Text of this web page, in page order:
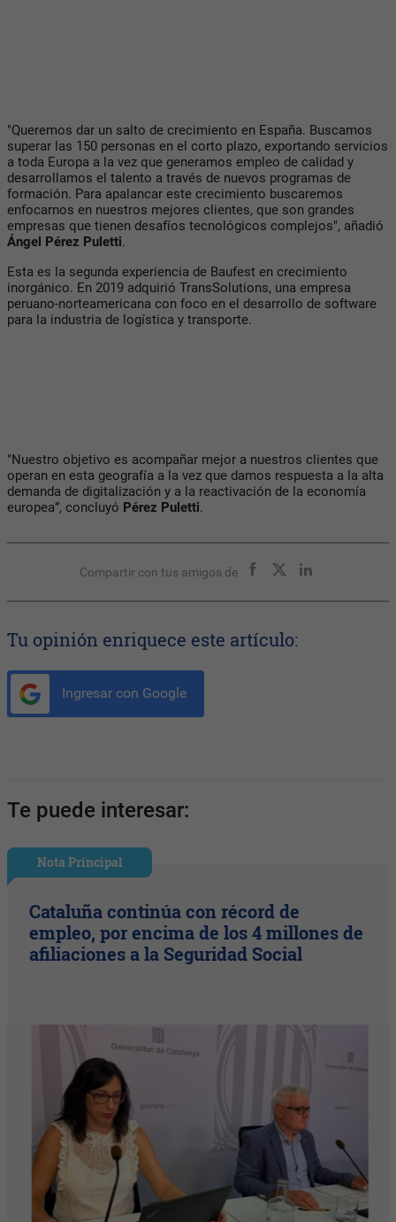
"Queremos dar un salto de crecimiento en España. Buscamos
superar las 150 personas en el corto plazo, exportando servicios
a toda Europa a la vez que generamos empleo de calidad y
desarrollamos el talento a través de nuevos programas de
formación. Para apalancar este crecimiento buscaremos
enfocarnos en nuestros mejores clientes, que son grandes
empresas que tienen desafíos tecnológicos complejos", añadió
Ángel Pérez Puletti.
Esta es la segunda experiencia de Baufest en crecimiento
inorgánico. En 2019 adquirió TransSolutions, una empresa
peruano-norteamericana con foco en el desarrollo de software
para la industria de logística y transporte.
"Nuestro objetivo es acompañar mejor a nuestros clientes que
operan en esta geografía a la vez que damos respuesta a la alta
demanda de digitalización y a la reactivación de la economía
europea”, concluyó Pérez Puletti.
Compartir con tus amigos de
Tu opinión enriquece este artículo:
Ingresar con Google
Te puede interesar:
Nota Principal
Cataluña continúa con récord de
empleo, por encima de los 4 millones de
afiliaciones a la Seguridad Social